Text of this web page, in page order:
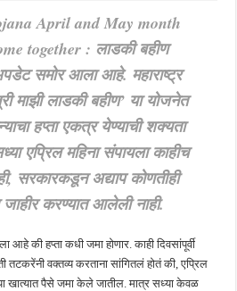
सहायक प्राध्यापक पदांची भरती सुरु ! Nagpur
April and May month
together : लाडकी बहीण
समोर आला आहे. महाराष्ट्र
माझी लाडकी बहीण’ या योजनेत
हप्ता एकत्र येण्याची शक्यता
एप्रिल महिना संपायला काहीच
सरकारकडून अद्याप कोणतीही
करण्यात आलेली नाही.
आहे की हप्ता कधी जमा होणार. काही दिवसांपूर्वी
तटकरेंनी वक्तव्य करताना सांगितलं होतं की, एप्रिल
खात्यात पैसे जमा केले जातील. मात्र सध्या केवळ